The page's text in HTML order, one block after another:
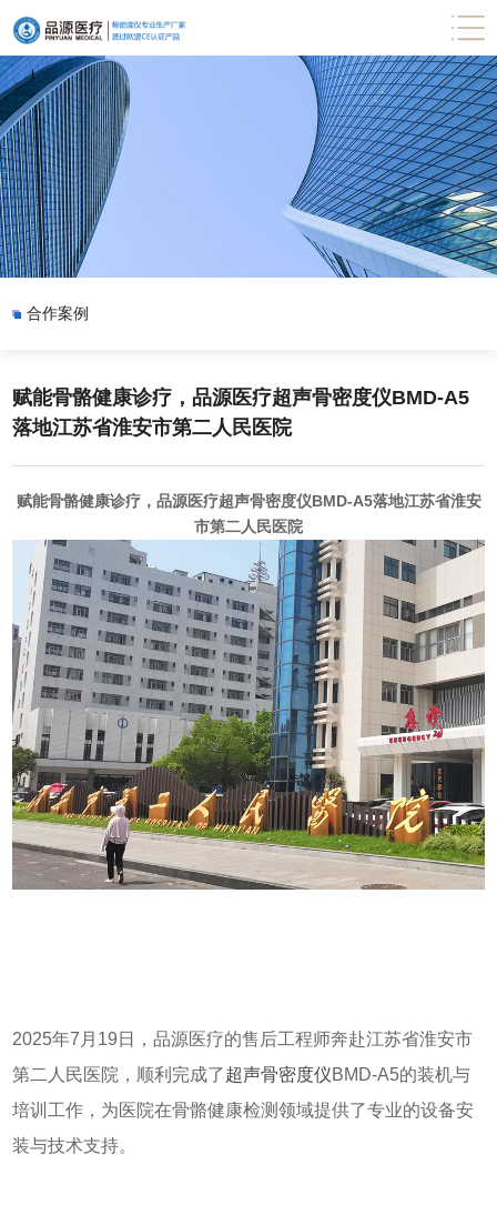
合作案例
赋能骨骼健康诊疗，品源医疗超声骨密度仪BMD-A5
落地江苏省淮安市第二人民医院
赋能骨骼健康诊疗，品源医疗超声骨密度仪BMD-A5落地江苏省淮安
市第二人民医院
2025年7月19日，品源医疗的售后工程师奔赴江苏省淮安市
第二人民医院，顺利完成了超声骨密度仪BMD-A5的装机与
培训工作，为医院在骨骼健康检测领域提供了专业的设备安
装与技术支持。